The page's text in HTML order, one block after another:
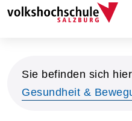
Sie befinden sich
Gesundheit &